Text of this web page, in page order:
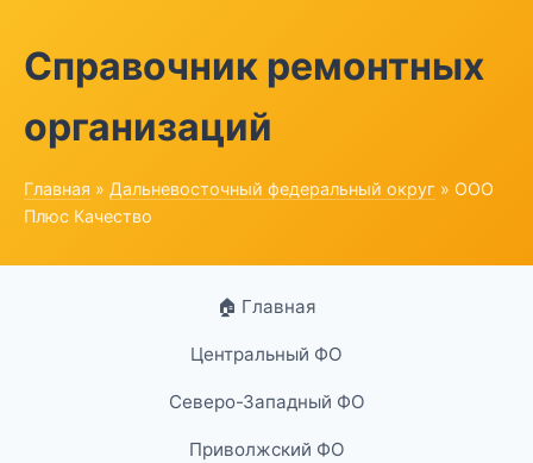
Справочник ремонтных
организаций
Главная » Дальневосточный федеральный округ » ООО
Плюс Качество
🏠 Главная
Центральный ФО
Северо-Западный ФО
Приволжский ФО